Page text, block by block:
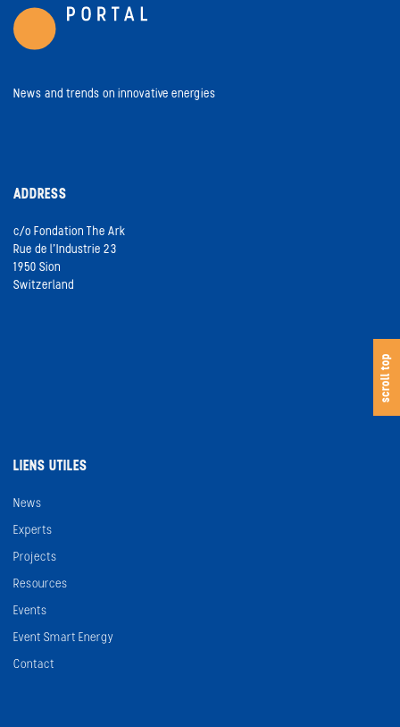
News and trends on innovative energies
ADDRESS
c/o Fondation The Ark
Rue de l’Industrie 23
1950 Sion
Switzerland
LIENS UTILES
News
Experts
Projects
Resources
Events
Event Smart Energy
Contact
scroll tops
c
o
l
l
t
o